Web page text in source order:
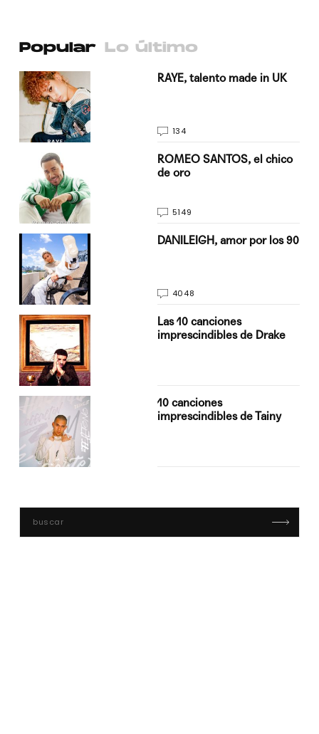
Popular Lo último
RAYE, talento made in UK
134
ROMEO SANTOS, el chico
de oro
5149
DANILEIGH, amor por los 90
4048
Las 10 canciones
imprescindibles de Drake
10 canciones
imprescindibles de Tainy